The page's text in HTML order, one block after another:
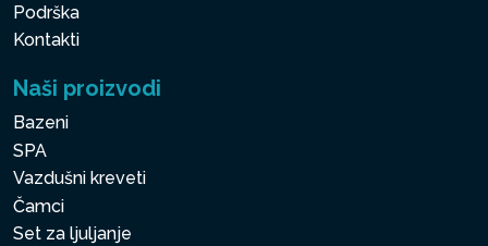
Podrška
Kontakti
Naši proizvodi
Bazeni
SPA
Vazdušni kreveti
Čamci
Set za ljuljanje